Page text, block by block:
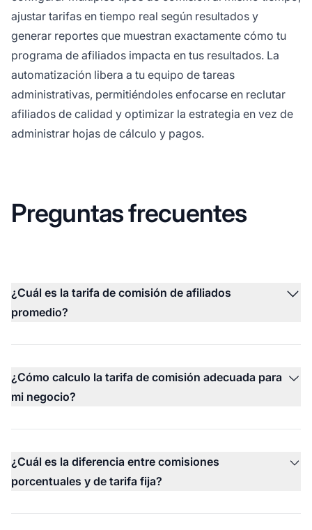
ajustar tarifas en tiempo real según resultados y
generar reportes que muestran exactamente cómo tu
programa de afiliados impacta en tus resultados. La
automatización libera a tu equipo de tareas
administrativas, permitiéndoles enfocarse en reclutar
afiliados de calidad y optimizar la estrategia en vez de
administrar hojas de cálculo y pagos.
Preguntas frecuentes
¿Cuál es la tarifa de comisión de afiliados
promedio?
¿Cómo calculo la tarifa de comisión adecuada para
mi negocio?
¿Cuál es la diferencia entre comisiones
porcentuales y de tarifa fija?